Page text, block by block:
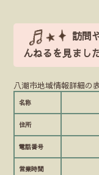
訪問
んねるを見まし
八潮市地域情報詳細の
名称
住所
電話番号
営業時間